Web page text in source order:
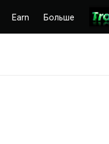
Earn Больше